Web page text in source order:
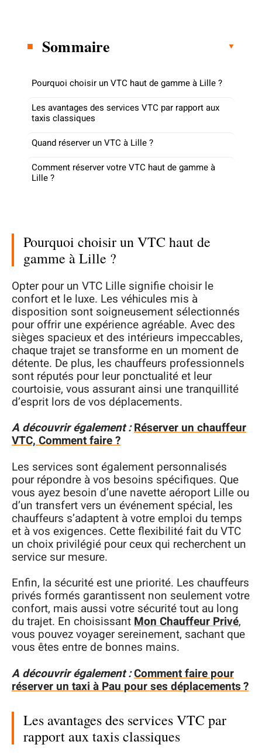
Sommaire
Pourquoi choisir un VTC haut de gamme à Lille ?
Les avantages des services VTC par rapport aux
taxis classiques
Quand réserver un VTC à Lille ?
Comment réserver votre VTC haut de gamme à
Lille ?
Pourquoi choisir un VTC haut de
gamme à Lille ?
Opter pour un VTC Lille signifie choisir le
confort et le luxe. Les véhicules mis à
disposition sont soigneusement sélectionnés
pour offrir une expérience agréable. Avec des
sièges spacieux et des intérieurs impeccables,
chaque trajet se transforme en un moment de
détente. De plus, les chauffeurs professionnels
sont réputés pour leur ponctualité et leur
courtoisie, vous assurant ainsi une tranquillité
d’esprit lors de vos déplacements.
A découvrir également :Réserver un chauffeur
VTC, Comment faire ?
Les services sont également personnalisés
pour répondre à vos besoins spécifiques. Que
vous ayez besoin d’une navette aéroport Lille ou
d’un transfert vers un événement spécial, les
chauffeurs s’adaptent à votre emploi du temps
et à vos exigences. Cette flexibilité fait du VTC
un choix privilégié pour ceux qui recherchent un
service sur mesure.
Enfin, la sécurité est une priorité. Les chauffeurs
privés formés garantissent non seulement votre
confort, mais aussi votre sécurité tout au long
du trajet. En choisissantMon Chauffeur Privé,
vous pouvez voyager sereinement, sachant que
vous êtes entre de bonnes mains.
A découvrir également :Comment faire pour
réserver un taxi à Pau pour ses déplacements ?
Les avantages des services VTC par
rapport aux taxis classiques